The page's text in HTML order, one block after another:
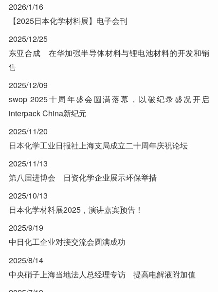
2026/1/16
【2025日本化学材料展】电子会刊
2025/12/25
东亚合成 在华加强半导体材料与锂电池材料的开发和销
售
2025/12/09
swop 2025十周年盛会圆满落幕，以破纪录盛况开启
interpack China新纪元
2025/11/20
日本化学工业日报社上海支局成立二十周年庆祝论坛
2025/11/13
第八届进博会 日资化学企业展示环保举措
2025/10/13
日本化学材料展2025，演讲嘉宾预告！
2025/9/19
中日化工企业对接交流会圆满成功
2025/8/14
中央硝子上海当地法人总经理专访 提高电解液附加值